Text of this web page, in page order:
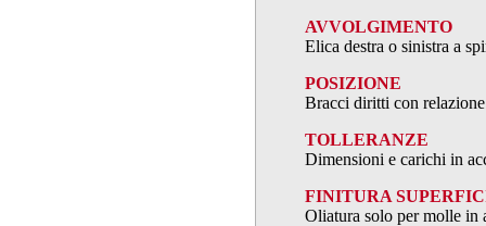
AVVOLGIMENTO
Elica destra o sinistra a
POSIZIONE
Bracci diritti con
TOLLERANZE
Dimensioni e carichi in
FINITURA
Oliatura solo per molle in